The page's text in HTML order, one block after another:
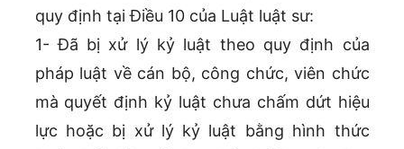
quy định tại Điều 10 của Luật luật sư:
1- Đã bị xử lý kỷ luật theo quy định của
pháp luật về cán bộ, công chức, viên chức
mà quyết định kỷ luật chưa chấm dứt hiệu
lực hoặc bị xử lý kỷ luật bằng hình thức